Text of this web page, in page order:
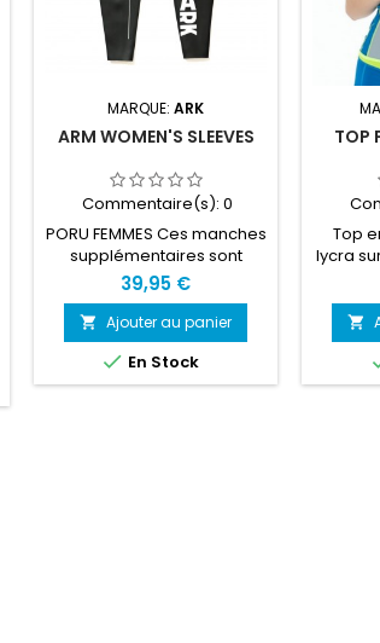
MARQUE: ARK
ARM WOMEN'S SLEEVES
Commentaire(s): 0
PORU FEMMES Ces manches
supplémentaires sont
disponibles en achat
séparé au cas où vous en
perdriez une paire ou si
vous souhaitez compléter
votre combinaison.
Néoprène Yamamoto
39,95 €
 Ajouter au panier
 En Stock
TOP
Top
lycra
un
